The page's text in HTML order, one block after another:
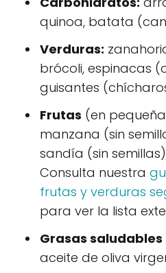
quinoa, batata
Verduras:
brócoli, espinacas
guisantes
Frutas (en
manzana (sin
sandía (sin
Consulta nuestra
frutas y verduras
para ver la lista
Grasas saludables
aceite de oliva